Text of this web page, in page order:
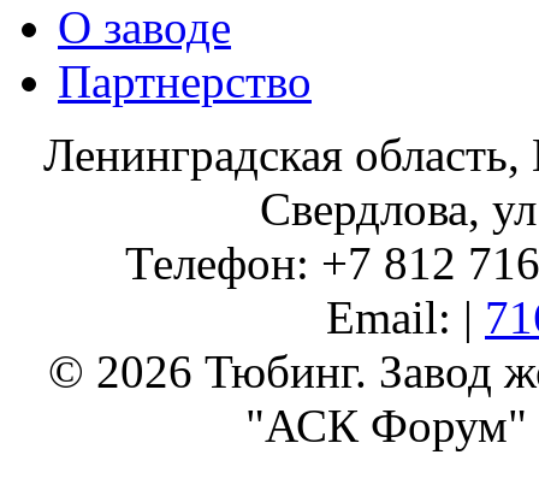
О заводе
Партнерство
Ленинградская
Свердлова,
Телефон: +7 812
Email: |
© 2026 Тюбинг. Завод
"АСК Форум"